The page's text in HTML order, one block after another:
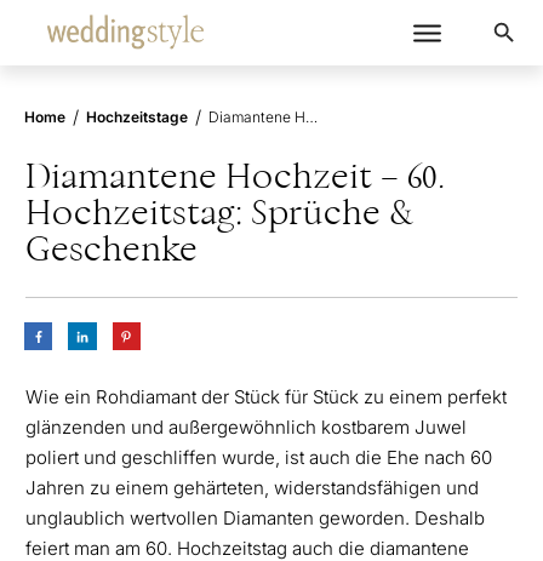
Home / Hochzeitstage / Diamantene Hochzeit – 60. Hochzeitstag: Sprüche & Geschenke
Diamantene Hochzeit – 60.
Hochzeitstag: Sprüche &
Geschenke
Wie ein Rohdiamant der Stück für Stück zu einem perfekt
glänzenden und außergewöhnlich kostbarem Juwel
poliert und geschliffen wurde, ist auch die Ehe nach 60
Jahren zu einem gehärteten, widerstandsfähigen und
unglaublich wertvollen Diamanten geworden. Deshalb
feiert man am 60. Hochzeitstag auch die diamantene